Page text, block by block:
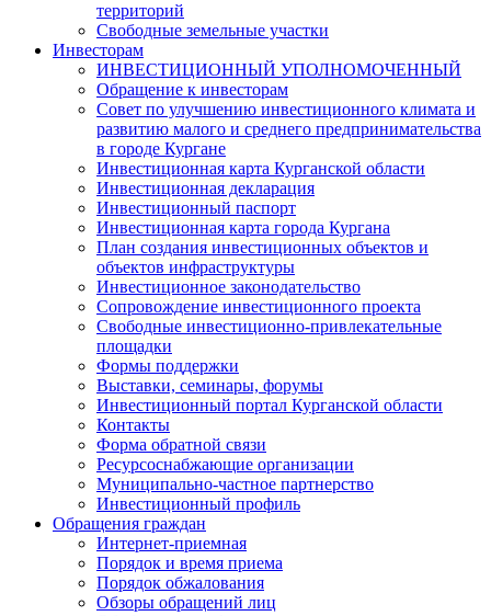
территорий
Свободные земельные участки
Инвесторам
ИНВЕСТИЦИОННЫЙ УПОЛНОМОЧЕННЫЙ
Обращение к инвесторам
Совет по улучшению инвестиционного климата и
развитию малого и среднего предпринимательства
в городе Кургане
Инвестиционная карта Курганской области
Инвестиционная декларация
Инвестиционный паспорт
Инвестиционная карта города Кургана
План создания инвестиционных объектов и
объектов инфраструктуры
Инвестиционное законодательство
Сопровождение инвестиционного проекта
Свободные инвестиционно-привлекательные
площадки
Формы поддержки
Выставки, семинары, форумы
Инвестиционный портал Курганской области
Контакты
Форма обратной связи
Ресурсоснабжающие организации
Муниципально-частное партнерство
Инвестиционный профиль
Обращения граждан
Интернет-приемная
Порядок и время приема
Порядок обжалования
Обзоры обращений лиц